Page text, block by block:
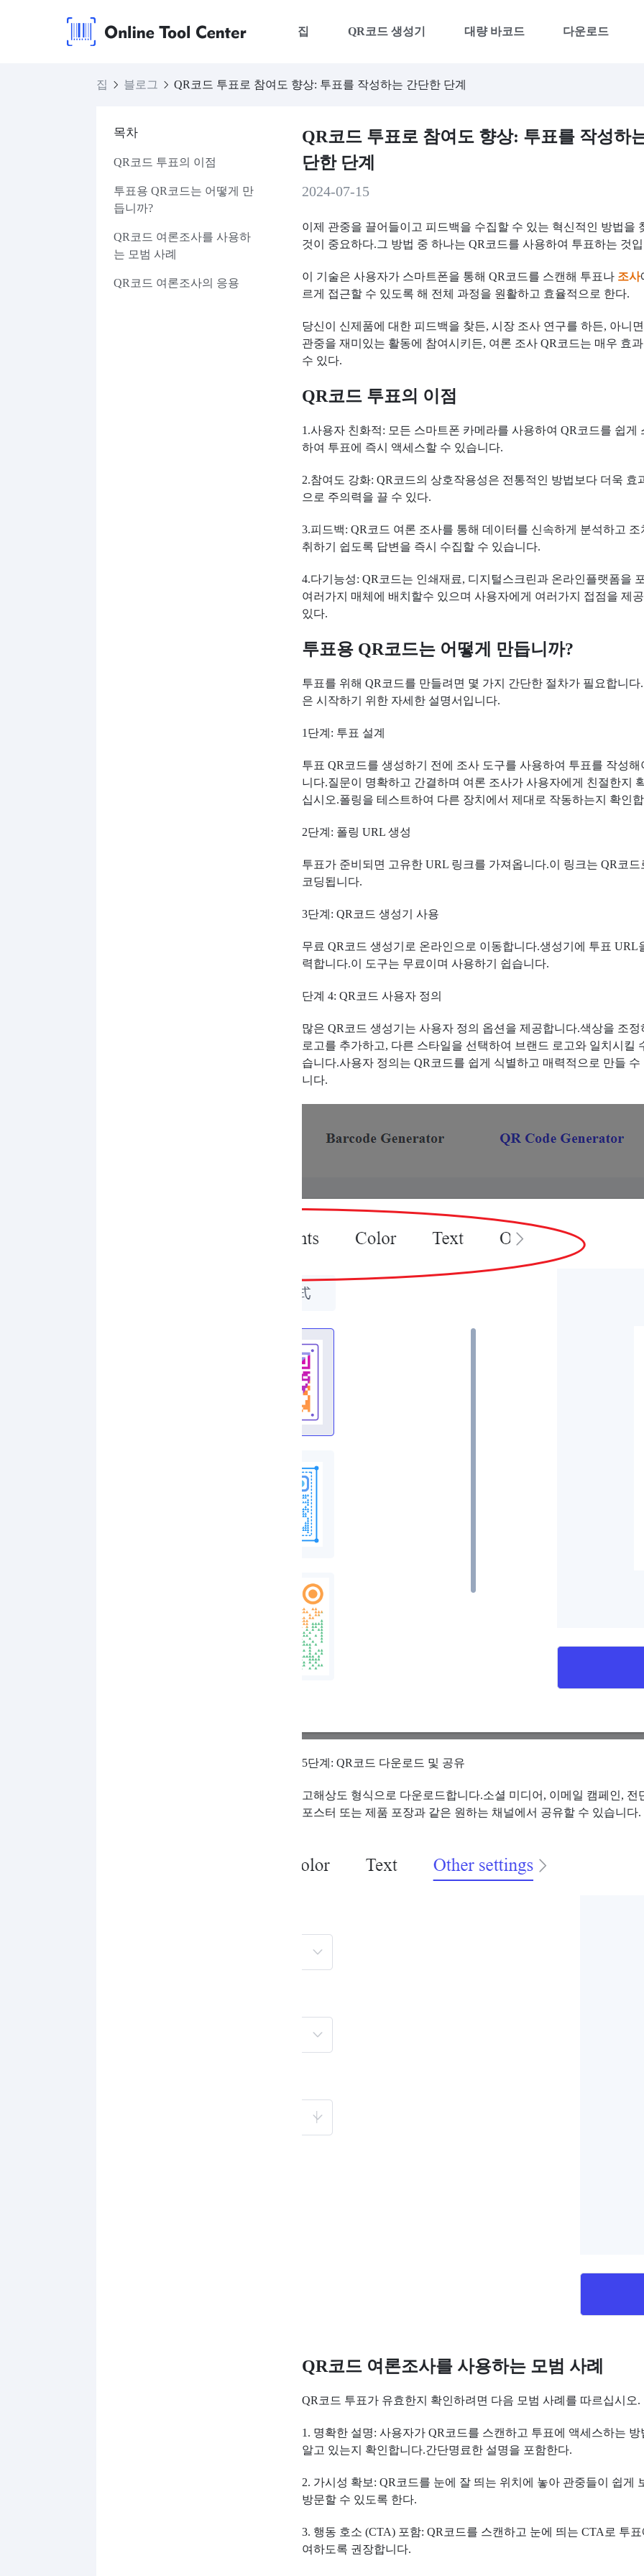
집 QR코드 생성기 대량 바코드 다운로드
집 블로그 QR코드 투표로 참여도 향상: 투표를 작성하는 간단한 단계
목차
QR코드 투표의 이점
투표용 QR코드는 어떻게 만
듭니까?
QR코드 여론조사를 사용하
는 모범 사례
QR코드 여론조사의 응용
QR코드 투표로 참여도 향상: 투표를 작성하
단한 단계
2024-07-15
이제 관중을 끌어들이고 피드백을 수집할 수 있는 혁신적인 방법을
것이 중요하다.그 방법 중 하나는 QR코드를 사용하여 투표하는 것
이 기술은 사용자가 스마트폰을 통해 QR코드를 스캔해 투표나 조사
르게 접근할 수 있도록 해 전체 과정을 원활하고 효율적으로 한다.
당신이 신제품에 대한 피드백을 찾든, 시장 조사 연구를 하든, 아니
관중을 재미있는 활동에 참여시키든, 여론 조사 QR코드는 매우 효
수 있다.
QR코드 투표의 이점
1.사용자 친화적: 모든 스마트폰 카메라를 사용하여 QR코드를 쉽게
하여 투표에 즉시 액세스할 수 있습니다.
2.참여도 강화: QR코드의 상호작용성은 전통적인 방법보다 더욱 효
으로 주의력을 끌 수 있다.
3.피드백: QR코드 여론 조사를 통해 데이터를 신속하게 분석하고 조
취하기 쉽도록 답변을 즉시 수집할 수 있습니다.
4.다기능성: QR코드는 인쇄재료, 디지털스크린과 온라인플랫폼을
여러가지 매체에 배치할수 있으며 사용자에게 여러가지 접점을 제
있다.
투표용 QR코드는 어떻게 만듭니까?
투표를 위해 QR코드를 만들려면 몇 가지 간단한 절차가 필요합니다
은 시작하기 위한 자세한 설명서입니다.
1단계: 투표 설계
투표 QR코드를 생성하기 전에 조사 도구를 사용하여 투표를 작성해
니다.질문이 명확하고 간결하며 여론 조사가 사용자에게 친절한지
십시오.폴링을 테스트하여 다른 장치에서 제대로 작동하는지 확인
2단계: 폴링 URL 생성
투표가 준비되면 고유한 URL 링크를 가져옵니다.이 링크는 QR코드
코딩됩니다.
3단계: QR코드 생성기 사용
무료 QR코드 생성기로 온라인으로 이동합니다.생성기에 투표 URL
력합니다.이 도구는 무료이며 사용하기 쉽습니다.
단계 4: QR코드 사용자 정의
많은 QR코드 생성기는 사용자 정의 옵션을 제공합니다.색상을 조정
로고를 추가하고, 다른 스타일을 선택하여 브랜드 로고와 일치시킬
습니다.사용자 정의는 QR코드를 쉽게 식별하고 매력적으로 만들 수
니다.
5단계: QR코드 다운로드 및 공유
고해상도 형식으로 다운로드합니다.소셜 미디어, 이메일 캠페인, 전
포스터 또는 제품 포장과 같은 원하는 채널에서 공유할 수 있습니다.
QR코드 여론조사를 사용하는 모범 사례
QR코드 투표가 유효한지 확인하려면 다음 모범 사례를 따르십시오.
1. 명확한 설명: 사용자가 QR코드를 스캔하고 투표에 액세스하는 방
알고 있는지 확인합니다.간단명료한 설명을 포함한다.
2. 가시성 확보: QR코드를 눈에 잘 띄는 위치에 놓아 관중들이 쉽게
방문할 수 있도록 한다.
3. 행동 호소 (CTA) 포함: QR코드를 스캔하고 눈에 띄는 CTA로 투
여하도록 권장합니다.